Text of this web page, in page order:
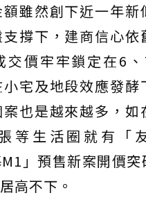
雖然創下近一年新
撐下，建商信心依
交價牢牢鎖定在6
宅及地段效應發酵
也是越來越多，如
等生活圈就有「
」預售新案開價突
高不下。